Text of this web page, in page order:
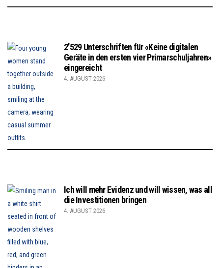
2’529 Unterschriften für «Keine digitalen
Geräte in den ersten vier Primarschuljahren»
eingereicht
4. AUGUST 2026
Ich will mehr Evidenz und will wissen, was all
die Investitionen bringen
4. AUGUST 2026